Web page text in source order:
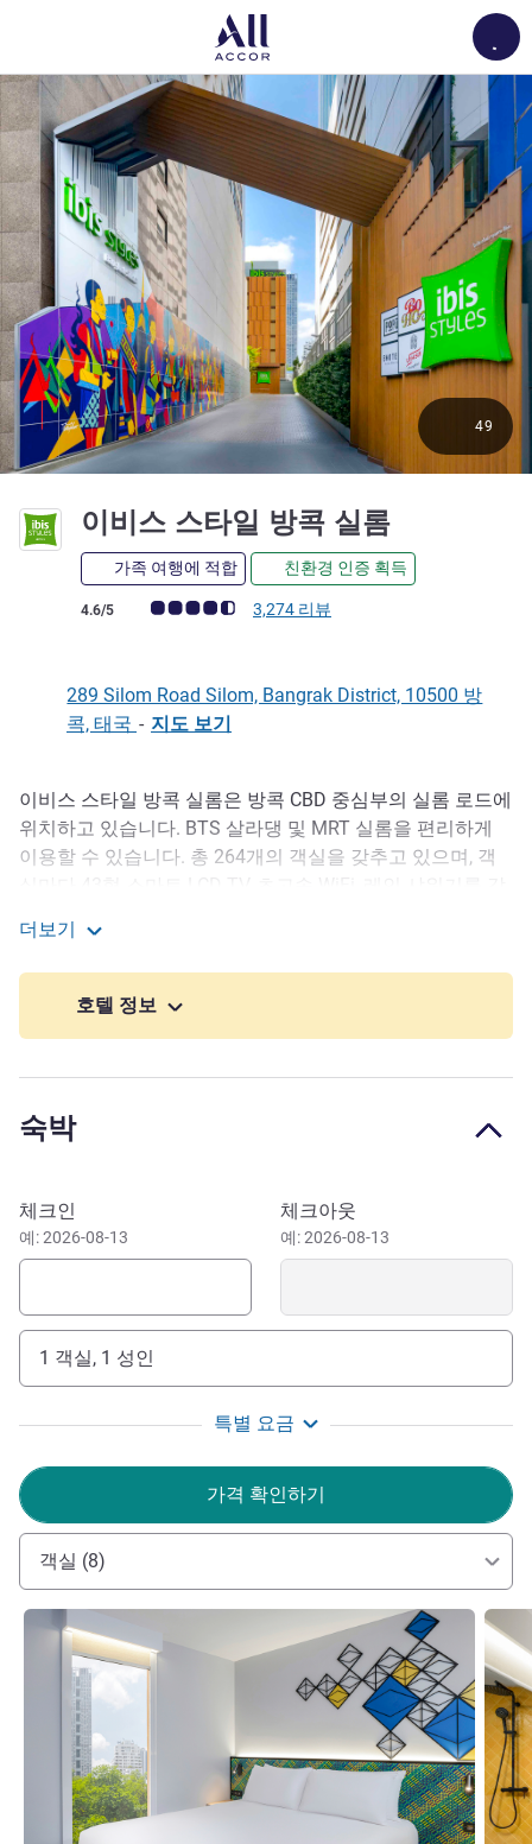
이비스 스타일 방콕 실롬
가족 여행에 적합 친환경 인증 획득
고객 평점 (ALL 평가)
4.6/5 3,274 리뷰
49
289 Silom Road Silom, Bangrak District, 10500 방
콕, 태국 - 지도 보기
호텔설명
이비스 스타일 방콕 실롬은 방콕 CBD 중심부의 실롬 로드에
위치하고 있습니다. BTS 살라댕 및 MRT 실롬을 편리하게
이용할 수 있습니다. 총 264개의 객실을 갖추고 있으며, 객
있습니다. 호텔 내 편의 시설로는 레스토랑 1개, 로비 바 및
카페, 루프탑 바, 풀 바, 피트니스 센터, 볼룸 1개 또는 별도의
회의실 3개가 마련되어 있습니다. 레저 및 비즈니스 여행객
방콕에서 가장 활기 넘치는 지역 중 한 곳에 자리 잡은 이비
요. 현대적인 창의성과 편안함을 바탕으로 설계된 이 호텔은
즈니스 및 레저 여행객 모두에게 이상적인 거점입니다.
더보기
호텔 정보
숙박
이 호텔 예약하기
체크인
예: 2026-08-13
체크아웃
예: 2026-08-13
1 객실, 1 성인
특별 요금
가격 확인하기
객실 (8)
세부 정보 보기 세부